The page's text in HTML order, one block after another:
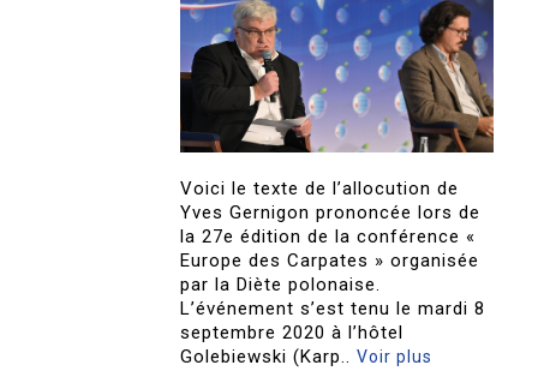
Voici le texte de l’allocution de
Yves Gernigon prononcée lors de
la 27e édition de la conférence «
Europe des Carpates » organisée
par la Diète polonaise.
L’événement s’est tenu le mardi 8
septembre 2020 à l’hôtel
Golebiewski (Karp..Voir plus